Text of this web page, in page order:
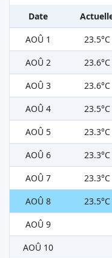
Date
AOÛ 1
23.5°C
AOÛ 2
23.6°C
AOÛ 3
23.6°C
AOÛ 4
23.5°C
AOÛ 5
23.3°C
AOÛ 6
23.3°C
AOÛ 7
23.3°C
AOÛ 8
23.5°C
AOÛ 9
AOÛ 10